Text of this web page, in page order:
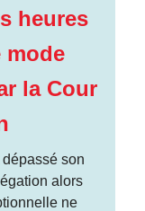
heures
mode
la Cour
son
alors
ne